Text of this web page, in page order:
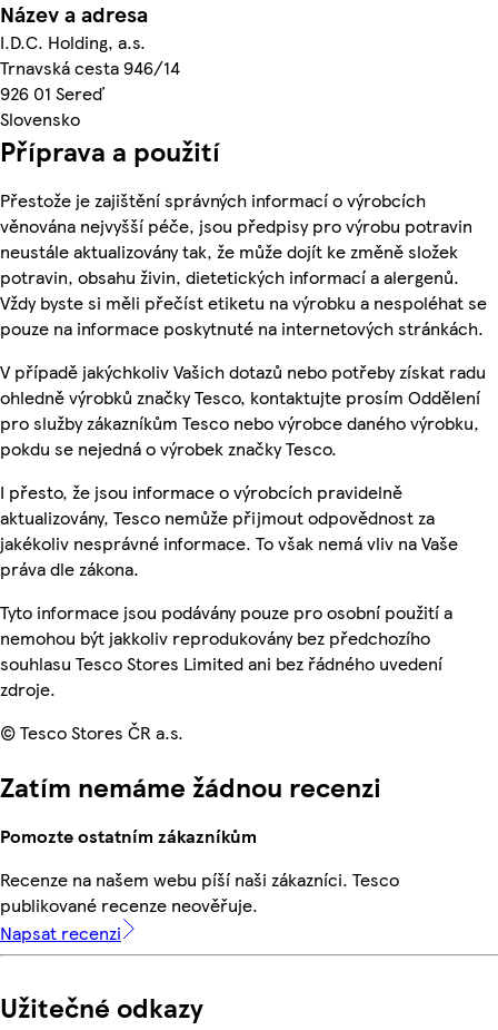
Název a adresa
I.D.C. Holding, a.s.
Trnavská cesta 946/14
926 01 Sereď
Slovensko
Příprava a použití
Přestože je zajištění správných informací o výrobcích
věnována nejvyšší péče, jsou předpisy pro výrobu potravin
neustále aktualizovány tak, že může dojít ke změně složek
potravin, obsahu živin, dietetických informací a alergenů.
Vždy byste si měli přečíst etiketu na výrobku a nespoléhat se
pouze na informace poskytnuté na internetových stránkách.
V případě jakýchkoliv Vašich dotazů nebo potřeby získat radu
ohledně výrobků značky Tesco, kontaktujte prosím Oddělení
pro služby zákazníkům Tesco nebo výrobce daného výrobku,
pokdu se nejedná o výrobek značky Tesco.
I přesto, že jsou informace o výrobcích pravidelně
aktualizovány, Tesco nemůže přijmout odpovědnost za
jakékoliv nesprávné informace. To však nemá vliv na Vaše
práva dle zákona.
Tyto informace jsou podávány pouze pro osobní použití a
nemohou být jakkoliv reprodukovány bez předchozího
souhlasu Tesco Stores Limited ani bez řádného uvedení
zdroje.
© Tesco Stores ČR a.s.
Zatím nemáme žádnou recenzi
Pomozte ostatním zákazníkům
Recenze na našem webu píší naši zákazníci. Tesco
publikované recenze neověřuje.
Napsat recenzi
Užitečné odkazy